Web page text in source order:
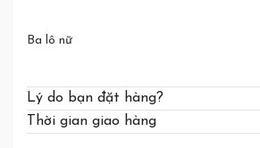
Ba lô nữ
Lý do bạn đặt hàng?
Thời gian giao hàng